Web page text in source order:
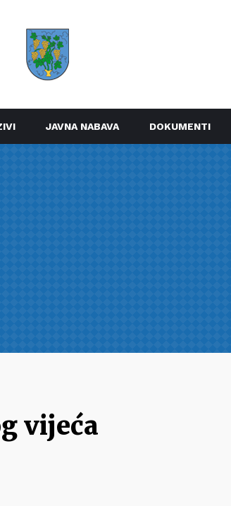
JAVNA NABAVA DOKUMENTI
vijeća